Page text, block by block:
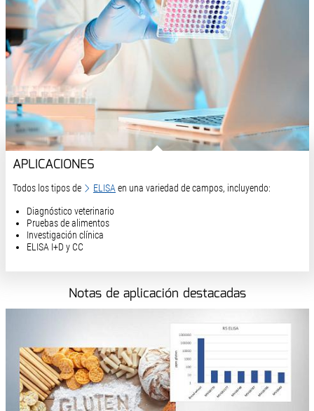
APLICACIONES
Todos los tipos de ELISA en una variedad de campos, incluyendo:
Diagnóstico veterinario
Pruebas de alimentos
Investigación clínica
ELISA I+D y CC
Notas de aplicación destacadas